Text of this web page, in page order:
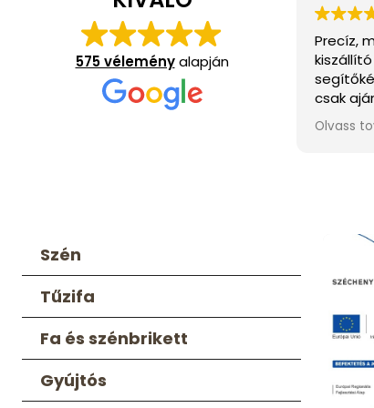
575 véleményalapján
Precíz, megbizható cég! A fát
kiszállító fiatal ember kedves,
segítőkész és pontos! Mindenkinek
csak ajánlani tudom! A fa abszolút
minőségi! Innentől kezdve csak ettől
Szén
Tűzifa
Fa és szénbrikett
Gyújtós